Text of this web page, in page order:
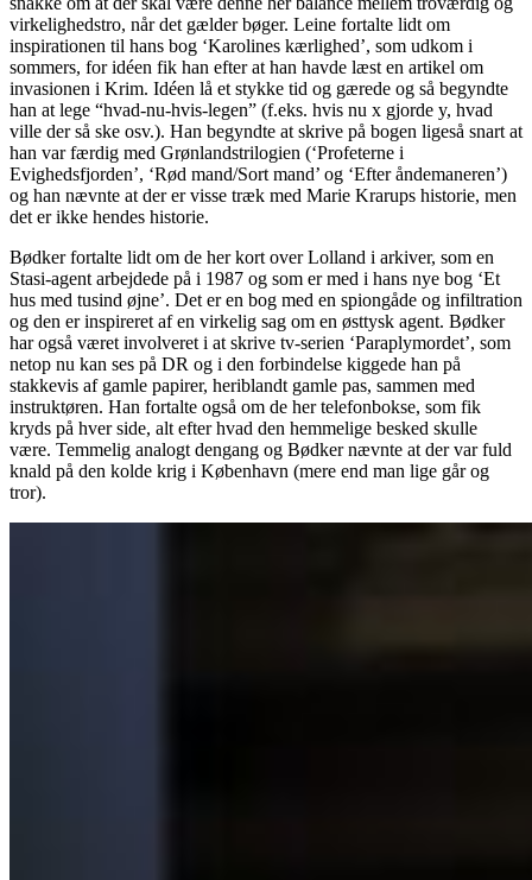
virkelighedstro, når det gælder bøger. Leine fortalte lidt om
inspirationen til hans bog ‘Karolines kærlighed’, som udkom i
sommers, for idéen fik han efter at han havde læst en artikel om
invasionen i Krim. Idéen lå et stykke tid og gærede og så begyndte
han at lege “hvad-nu-hvis-legen” (f.eks. hvis nu x gjorde y, hvad
ville der så ske osv.). Han begyndte at skrive på bogen ligeså snart at
han var færdig med Grønlandstrilogien (‘Profeterne i
Evighedsfjorden’, ‘Rød mand/Sort mand’ og ‘Efter åndemaneren’)
og han nævnte at der er visse træk med Marie Krarups historie, men
det er ikke hendes historie.
Bødker fortalte lidt om de her kort over Lolland i arkiver, som en
Stasi-agent arbejdede på i 1987 og som er med i hans nye bog ‘Et
hus med tusind øjne’. Det er en bog med en spiongåde og infiltration
og den er inspireret af en virkelig sag om en østtysk agent. Bødker
har også været involveret i at skrive tv-serien ‘Paraplymordet’, som
netop nu kan ses på DR og i den forbindelse kiggede han på
stakkevis af gamle papirer, heriblandt gamle pas, sammen med
instruktøren. Han fortalte også om de her telefonbokse, som fik
kryds på hver side, alt efter hvad den hemmelige besked skulle
være. Temmelig analogt dengang og Bødker nævnte at der var fuld
knald på den kolde krig i København (mere end man lige går og
tror).